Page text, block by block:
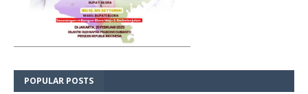
POPULAR POSTS